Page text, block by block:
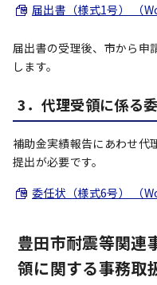
届出書（様式1号） （
届出書の受理後、市から申
します。
3．代理受領に係る
補助金実績報告にあわせ代
提出が必要です。
委任状（様式6号） （
豊田市耐震等関連
領に関する事務取